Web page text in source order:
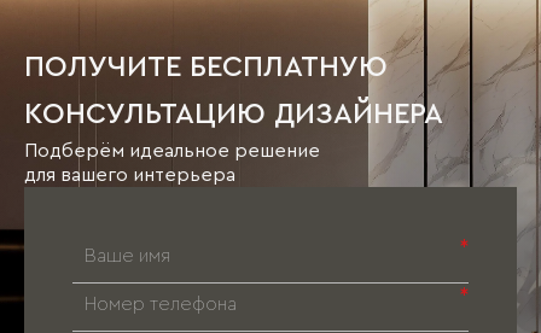
ПОЛУЧИТЕ БЕСПЛАТНУЮ
КОНСУЛЬТАЦИЮ ДИЗАЙНЕРА
Подберём идеальное решение
для вашего интерьера
*
*